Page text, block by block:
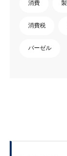
消費
消費税
バーゼル